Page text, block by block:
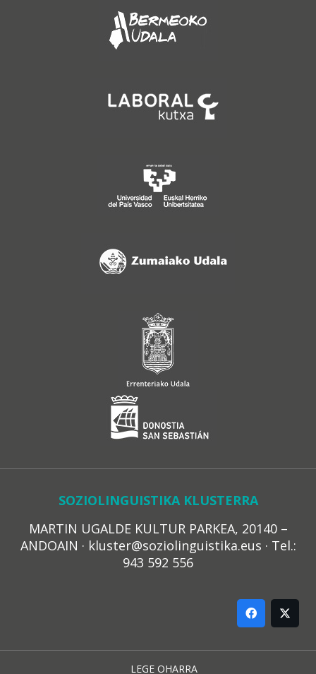
SOZIOLINGUISTIKA KLUSTERRA
MARTIN UGALDE KULTUR PARKEA, 20140 –
ANDOAIN · kluster@soziolinguistika.eus · Tel.:
943 592 556
LEGE OHARRA